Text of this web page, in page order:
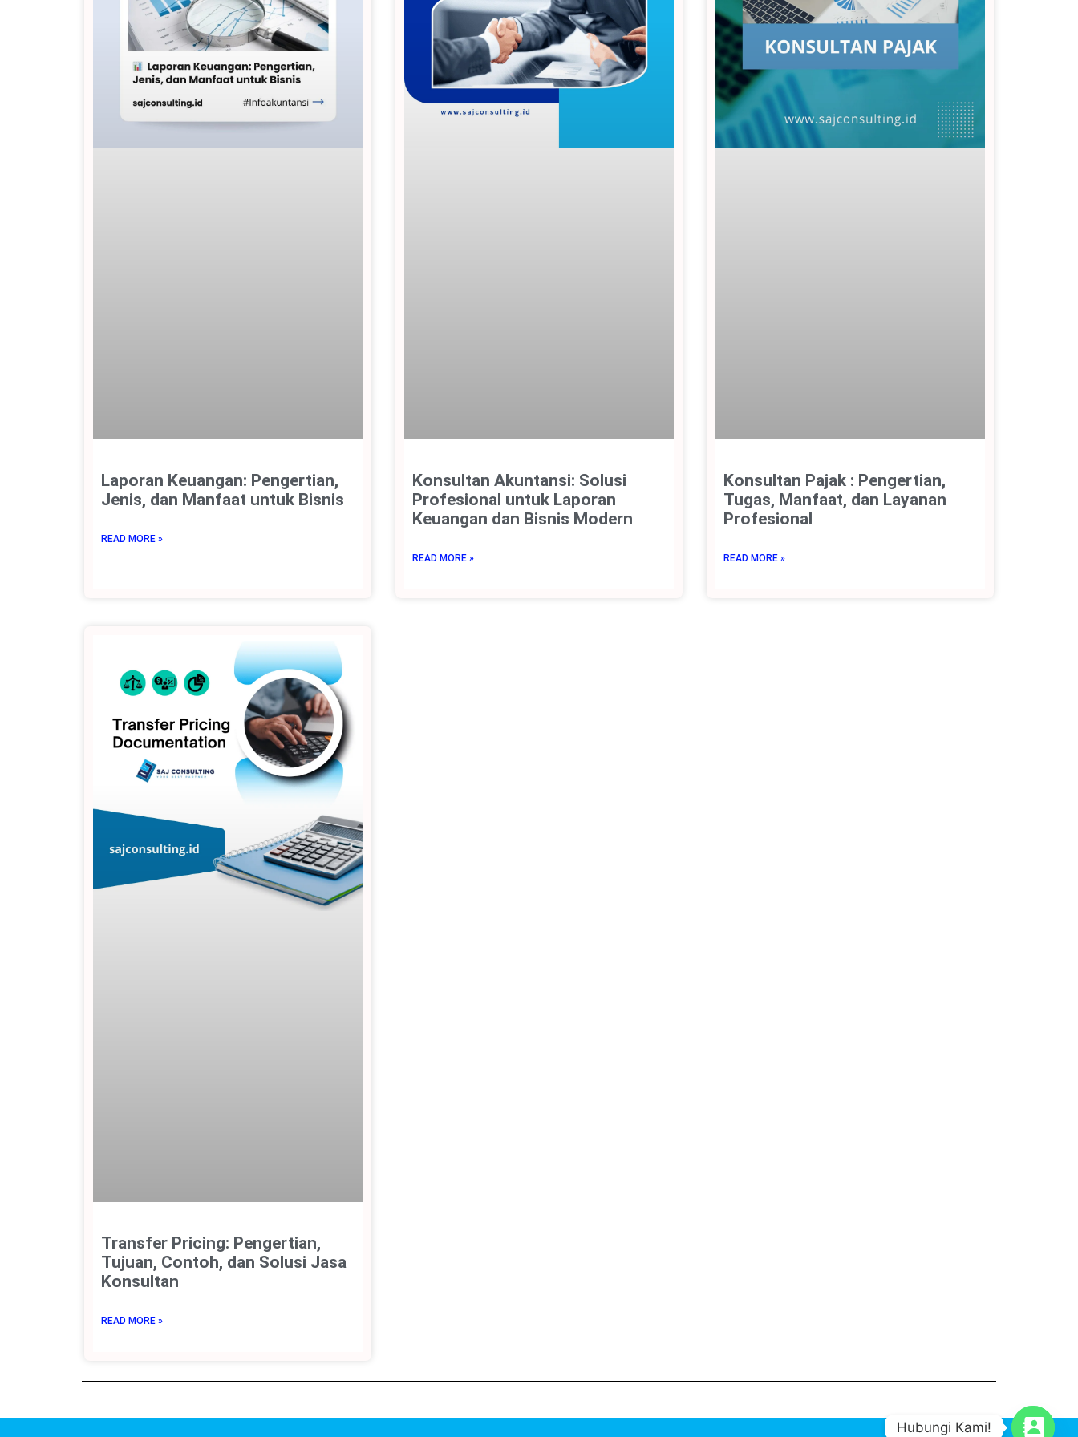
Laporan Keuangan: Pengertian,
Jenis, dan Manfaat untuk Bisnis
READ MORE »
Konsultan Akuntansi: Solusi
Profesional untuk Laporan
Keuangan dan Bisnis Modern
READ MORE »
Konsultan Pajak : Pengertian,
Tugas, Manfaat, dan Layanan
Profesional
READ MORE »
Transfer Pricing: Pengertian,
Tujuan, Contoh, dan Solusi Jasa
Konsultan
READ MORE »
Hubungi Kami!